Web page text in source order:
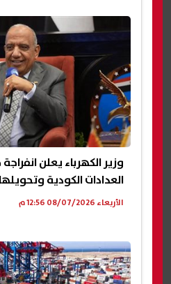
وزير الكهرباء يعلن
العدادات الكودية
الأربعاء 08/07/2026 12:56 م